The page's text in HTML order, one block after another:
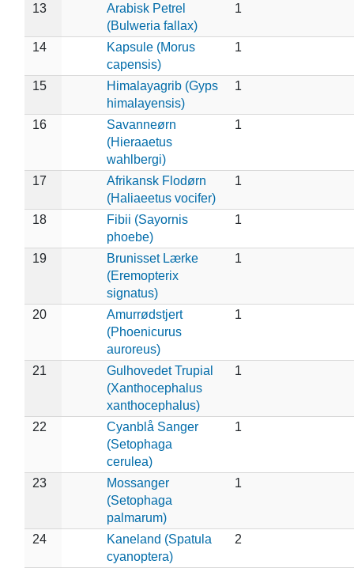
13
Arabisk Petrel
(Bulweria fallax)
1
14
Kapsule (Morus
capensis)
1
15
Himalayagrib (Gyps
himalayensis)
1
16
Savanneørn
(Hieraaetus
wahlbergi)
1
17
Afrikansk Flodørn
(Haliaeetus vocifer)
1
18
Fibii (Sayornis
phoebe)
1
19
Brunisset Lærke
(Eremopterix
signatus)
1
20
Amurrødstjert
(Phoenicurus
auroreus)
1
21
Gulhovedet Trupial
(Xanthocephalus
xanthocephalus)
1
22
Cyanblå Sanger
(Setophaga
cerulea)
1
23
Mossanger
(Setophaga
palmarum)
1
24
Kaneland (Spatula
cyanoptera)
2